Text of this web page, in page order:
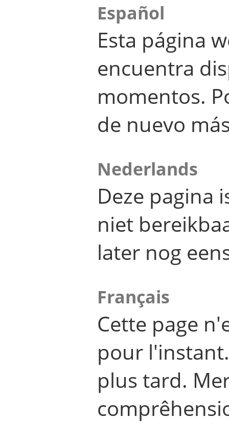
Español
Esta página
encuentra
momentos.
de nuevo
Nederlands
Deze pagina
niet
later nog
Français
Cette page
pour
plus tard.